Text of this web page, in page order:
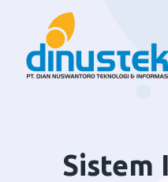
Sistem